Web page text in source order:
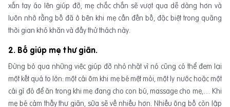
xắn tay áo lên giúp đỡ, mẹ chắc chắn sẽ vượt qua dễ dàng hơn và
luôn nhớ rằng bố đã ở bên khi mẹ cần đến bố, đặc biệt trong quãng
thời gian khó khăn và đầy thử thách này.
2. Bố giúp mẹ thư giãn.
Đừng bỏ qua những việc giúp đỡ nhỏ nhặt vì nó cũng có thể đem lại
một kết quả to lớn: một cái ôm khi mẹ bé mệt mỏi, một ly nước hoặc một
cái gì đó để ăn trong khi mẹ đang cho con bú, massage cho mẹ,… Khi
mẹ bé cảm thấy thư giãn, sữa sẽ về nhiều hơn. Nhiều ông bố còn lập